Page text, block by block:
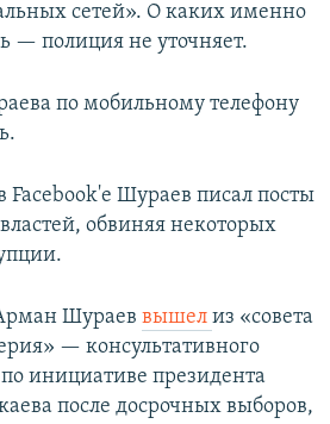
сетей». О каких именно
— полиция не уточняет.
по мобильному телефону
Facebook'е Шураев писал посты
обвиняя некоторых
Шураев вышел из «совета
— консультативного
инициативе президента
после досрочных выборов,